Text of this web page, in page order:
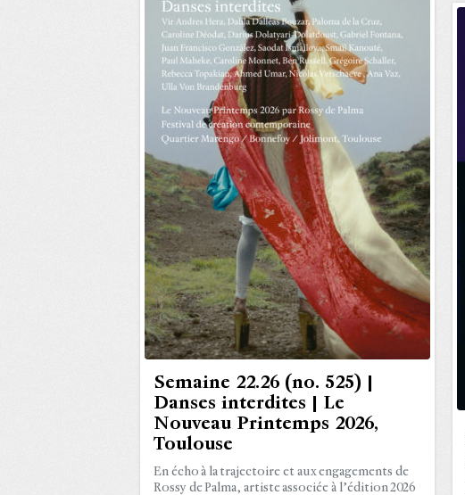
Semaine 22.26 (no. 525) |
Danses interdites | Le
Nouveau Printemps 2026,
Toulouse
En écho à la trajectoire et aux engagements de
Rossy de Palma, artiste associée à l’édition 2026